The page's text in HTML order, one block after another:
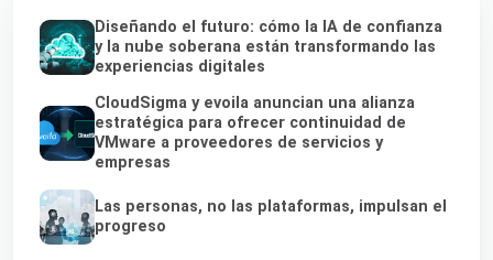
Diseñando el futuro: cómo la IA de confianza
y la nube soberana están transformando las
experiencias digitales
CloudSigma y evoila anuncian una alianza
estratégica para ofrecer continuidad de
VMware a proveedores de servicios y
empresas
Las personas, no las plataformas, impulsan el
progreso